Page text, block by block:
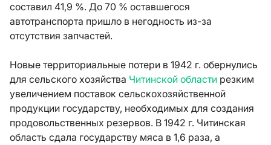
составил 41,9 %. До 70 % оставшегося
автотранспорта пришло в негодность из-за
отсутствия запчастей.
Новые территориальные потери в 1942 г. обернулись
для сельского хозяйства Читинской области резким
увеличением поставок сельскохозяйственной
продукции государству, необходимых для создания
продовольственных резервов. В 1942 г. Читинская
область сдала государству мяса в 1,6 раза, а